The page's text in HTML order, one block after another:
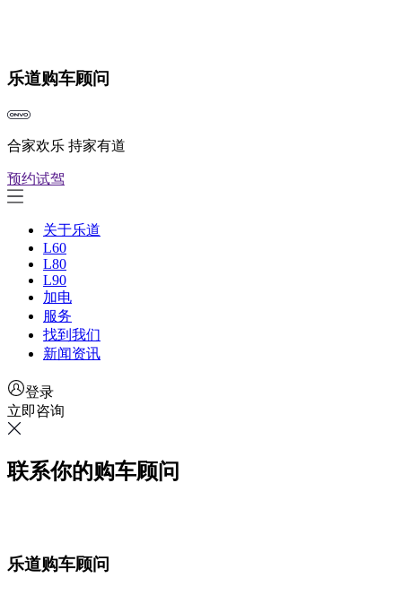
乐道购车顾问
合家欢乐 持家有道
预约试驾
关于乐道
L60
L80
L90
加电
服务
找到我们
新闻资讯
登录
立即咨询
联系你的购车顾问
乐道购车顾问